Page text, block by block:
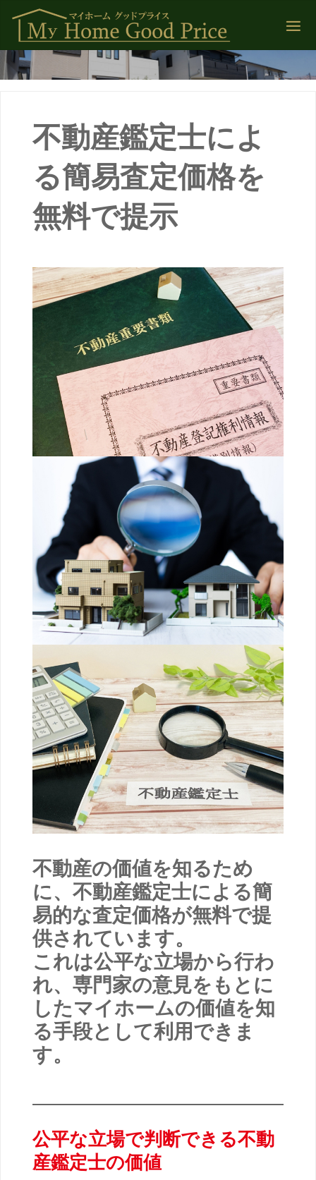
ツ
へ
不動産鑑定士によ
る簡易査定価格を
無料で提示
不動産の価値を知るため
に、不動産鑑定士による簡
易的な査定価格が無料で提
供されています。
これは公平な立場から行わ
れ、専門家の意見をもとに
したマイホームの価値を知
る手段として利用できま
す。
公平な立場で判断できる不動
産鑑定士の価値